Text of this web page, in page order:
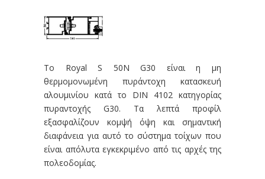
Το Royal S 50N G30 είναι η μη
θερμομονωμένη πυράντοχη κατασκευή
αλουμινίου κατά το DIN 4102 κατηγορίας
πυραντοχής G30. Τα λεπτά προφίλ
εξασφαλίζουν κομψή όψη και σημαντική
διαφάνεια για αυτό το σύστημα τοίχων που
είναι απόλυτα εγκεκριμένο από τις αρχές της
πολεοδομίας.